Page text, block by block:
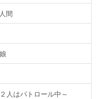
間
人はパトロール中～